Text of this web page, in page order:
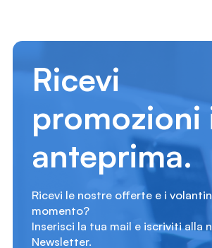
Ricevi
promozioni
anteprima.
Ricevi le nostre offerte e i
momento?
Inserisci la tua mail e iscriviti alla
Newsletter.